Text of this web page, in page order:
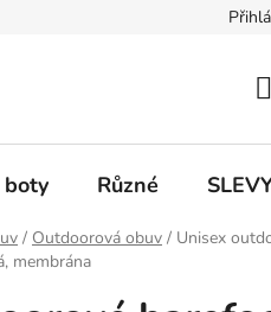
Informace k
boty Různé
/ Outdoorová obuv / Unisex
membrána